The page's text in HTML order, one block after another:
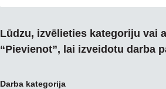
Lūdzu, izvēlieties kategoriju vai
“Pievienot”, lai izveidotu darba
Darba kategorija